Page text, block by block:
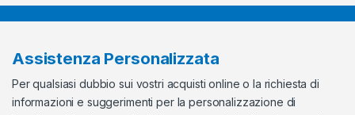
Assistenza Personalizzata
Per qualsiasi dubbio sui vostri acquisti online o la richiesta di
informazioni e suggerimenti per la personalizzazione di